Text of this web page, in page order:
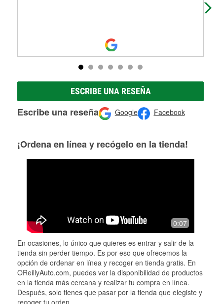
ESCRIBE UNA RESEÑA
Escribe una reseña Google Facebook
¡Ordena en línea y recógelo en la tienda!
0:07
En ocasiones, lo único que quieres es entrar y salir de la
tienda sin perder tiempo. Es por eso que ofrecemos la
opción de ordenar en línea y recoger en tienda gratis. En
OReillyAuto.com, puedes ver la disponibilidad de productos
en la tienda más cercana y realizar tu compra en línea.
Después, solo tienes que pasar por la tienda que elegiste y
recoger tu orden.